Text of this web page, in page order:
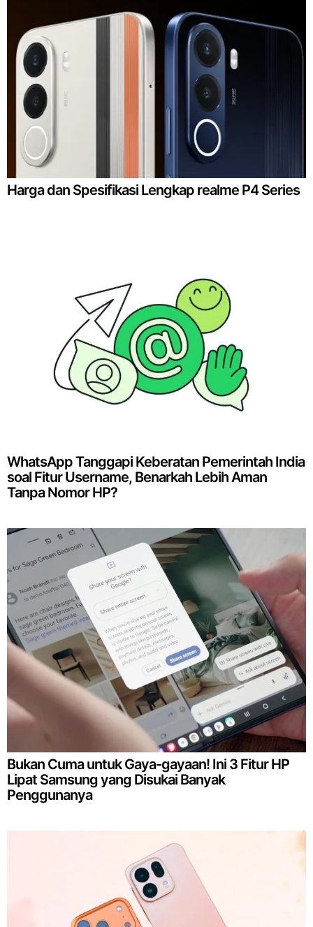
Harga dan Spesifikasi Lengkap realme P4 Series
WhatsApp Tanggapi Keberatan Pemerintah India
soal Fitur Username, Benarkah Lebih Aman
Tanpa Nomor HP?
Bukan Cuma untuk Gaya-gayaan! Ini 3 Fitur HP
Lipat Samsung yang Disukai Banyak
Penggunanya